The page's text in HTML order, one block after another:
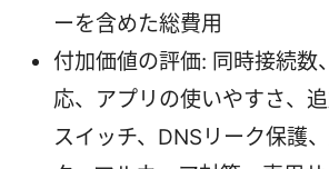
ーを含めた総費用
付加価値の評価: 同時接続数
応、アプリの使いやすさ、
スイッチ、DNSリーク保護